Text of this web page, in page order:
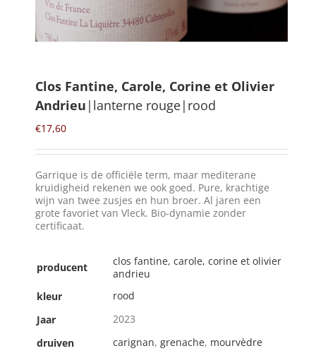
Mijn Account
Zoeken
NL
Clos Fantine, Carole, Corine et Olivier
Andrieu |lanterne rouge|rood
€17,60
Garrique is de officiële term, maar mediterane
kruidigheid rekenen we ook goed. Pure, krachtige
wijn van twee zusjes en hun broer. Al jaren een
grote favoriet van Vleck. Bio-dynamie zonder
certificaat.
producent
clos fantine, carole, corine et olivier
andrieu
kleur
rood
Jaar
2023
druiven
carignan, grenache, mourvèdre